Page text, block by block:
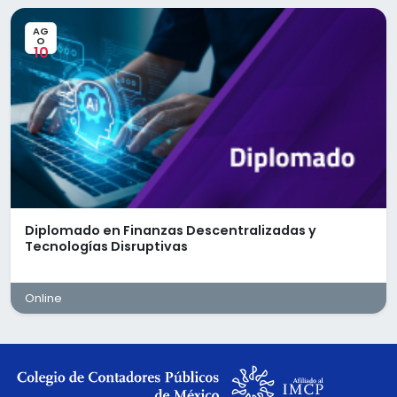
CUCA, CUFIN, reducciones de capital, costo
fiscal de acciones, entre otros.
Coordinación y seguimiento de los
proyectos asignados.
Conocimiento y comprensión del Código
Fiscal, LISR, LIVA
Deberás contar con lo siguiente:
Licenciatura en Contaduría (Pasante,
Titulado).
Experiencia mínima de 4 a 6 años en
consultoría y/o cumplimiento fiscal.
Manejo avanzado de paquetería office y
Conocimientos en materia de ISR, análisis y
Excelentes habilidades de escucha,
comunicación y manejo de equipo.
AG
O
10
Diplomado en Finanzas Descentralizadas y
Tecnologías Disruptivas
Online